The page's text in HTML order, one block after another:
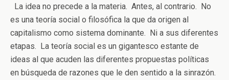
La idea no precede a la materia. Antes, al contrario. No
es una teoría social o filosófica la que da origen al
capitalismo como sistema dominante. Ni a sus diferentes
etapas. La teoría social es un gigantesco estante de
ideas al que acuden las diferentes propuestas políticas
en búsqueda de razones que le den sentido a la sinrazón.